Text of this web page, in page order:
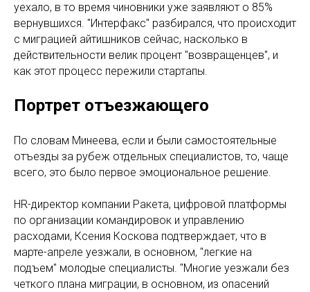
уехало, в то время чиновники уже заявляют о 85%
вернувшихся. "Интерфакс" разбирался, что происходит
с миграцией айтишников сейчас, насколько в
действительности велик процент "возвращенцев", и
как этот процесс пережили стартапы.
Портрет отъезжающего
По словам Минеева, если и были самостоятельные
отъезды за рубеж отдельных специалистов, то, чаще
всего, это было первое эмоциональное решение.
HR-директор компании Ракета, цифровой платформы
по организации командировок и управлению
расходами, Ксения Коскова подтверждает, что в
марте-апреле уезжали, в основном, "легкие на
подъем" молодые специалисты. "Многие уезжали без
четкого плана миграции, в основном, из опасений